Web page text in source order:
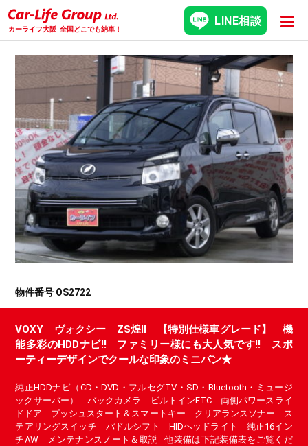
カーライフ大阪 全国どこでも納車！
LINE相談
物件番号 OS2722
VOXY ヴォクシー ZS煌Ⅱ 【特別仕様車グレード】 機
能多彩のHDDナビ!! ファミリー様にも大人気です!! スポ
ーティーデザインでクールな印象のミニバン★
純正HDDナビ（CD・DVD・フルセグTV・SD・Bluetooth・ミュージ
ックサーバー） バックカメラ ビルトインETC 両側パワースライ
ドドア プッシュスタート＆スマートキー クリアランスソナー ス
テアリングスイッチ パドルシフト HIDヘッドライト 純正16イン
チAW メンテナンスノート＆取説 他装備は下記装備表をご覧くだ